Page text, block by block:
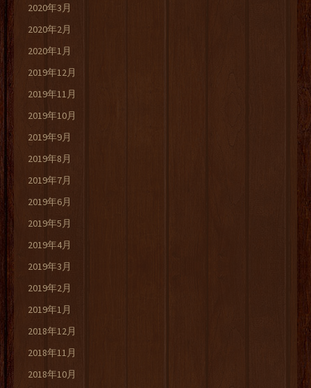
2020年3月
2020年2月
2020年1月
2019年12月
2019年11月
2019年10月
2019年9月
2019年8月
2019年7月
2019年6月
2019年5月
2019年4月
2019年3月
2019年2月
2019年1月
2018年12月
2018年11月
2018年10月